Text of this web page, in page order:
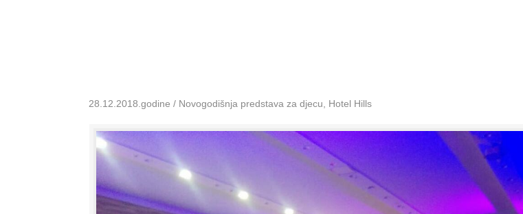
28.12.2018.godine / Novogodišnja predstava za djecu, Hotel Hills